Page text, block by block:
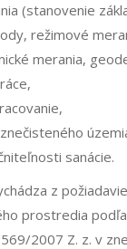
(stanovenie
režimové
merania,
sanácie.
z
prostredia
2007 Z. z. v